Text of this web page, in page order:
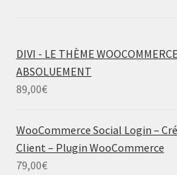
DIVI - LE THÈME
ABSOLUEMENT
89,00€
WooCommerce Social Login –
Client – Plugin WooCommerce
79,00€